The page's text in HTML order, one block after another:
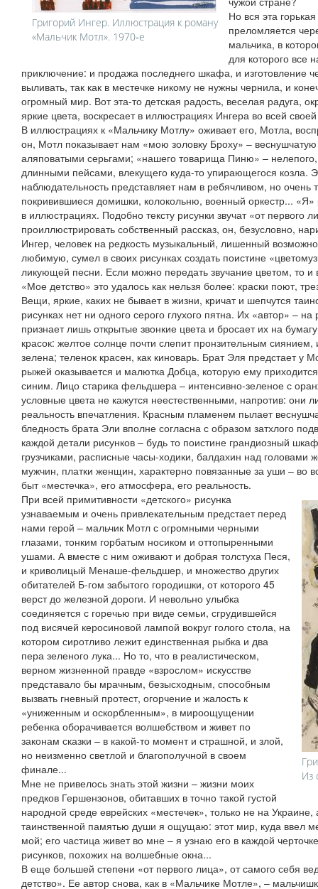
Григорий Ингер. Иллюстрация к роману
«Мальчик Мотл». 1970‑е
Но вся эта
преломляется
мальчика, в
для которого все
приключение: и продажа последнего шкафа, и изготовление
выливать, так как в местечке никому не нужны чернила, и
огромный мир. Вот эта-то детская радость, веселая радуга,
яркие цвета, воскресает в иллюстрациях Ингера во всей
В иллюстрациях к «Мальчику Мотлу» оживает его, Мотла,
он, Мотл показывает нам «мою золовку Броху» –
аляповатыми серьгами; «нашего товарища Пиню» –
длинными пейсами, влекущего куда-то упирающегося козла.
наблюдательность представляет нам в ребячливом, но очень
покривившиеся домишки, колокольню, военный оркестр... «Я»
в иллюстрациях. Подобно тексту рисунки звучат «от первого
проиллюстрировать собственный рассказ, он, безусловно,
Ингер, человек на редкость музыкальный, лишенный
любимую, сумел в своих рисунках создать поистине
ликующей песни. Если можно передать звучание цветом, то
«Мое детство» это удалось как нельзя более: краски поют,
Вещи, яркие, каких не бывает в жизни, кричат и шепчутся
рисунках нет ни одного серого глухого пятна. Их «автор» –
признает лишь открытые звонкие цвета и бросает их на
красок: желтое солнце почти слепит пронзительным
зелена; теленок красен, как киноварь. Брат Эля предстает
рыжей оказывается и малютка Добца, которую ему
синим. Лицо старика фельдшера – интенсивно-зеленое с
условные цвета не кажутся неестественными, напротив: они
реальность впечатления. Красным пламенем пылает
бледность брата Эли вполне согласна с образом затхлого
каждой детали рисунков – будь то поистине грандиозный
грузчиками, расписные часы-ходики, балдахин над головами
мужчин, платки женщин, характерно повязанные за уши – во
быт «местечка», его атмосфера, его реальность.
Из
При всей примитивности «детского» рисунка
узнаваемым и очень привлекательным предстает перед
нами герой – мальчик Мотл с огромными черными
глазами, тонким горбатым носиком и оттопыренными
ушами. А вместе с ним оживают и добрая толстуха Песя,
и криволицый Менаше-фельдшер, и множество других
обитателей Б-гом забытого городишки, от которого 45
верст до железной дороги. И невольно улыбка
соединяется с горечью при виде семьи, сгрудившейся
под висячей керосиновой лампой вокруг голого стола, на
котором сиротливо лежит единственная рыбка и два
пера зеленого лука... Но то, что в реалистическом,
верном жизненной правде «взрослом» искусстве
представало бы мрачным, безысходным, способным
вызвать гневный протест, огорчение и жалость к
«униженным и оскорбленным», в мироощущении
ребенка оборачивается волшебством и живет по
законам сказки – в какой-то момент и страшной, и злой,
но неизменно светлой и благополучной в своем
финале...
Мне не привелось знать этой жизни – жизни моих
предков Гершензонов, обитавших в точно такой густой
народной среде еврейских «местечек», только не на
таинственной памятью души я ощущаю: этот мир, куда ввел
мой; его частица живет во мне – я узнаю его в каждой
рисунков, похожих на волшебные окна...
В еще большей степени «от первого лица», от самого себя
детство». Ее автор снова, как в «Мальчике Мотле», –